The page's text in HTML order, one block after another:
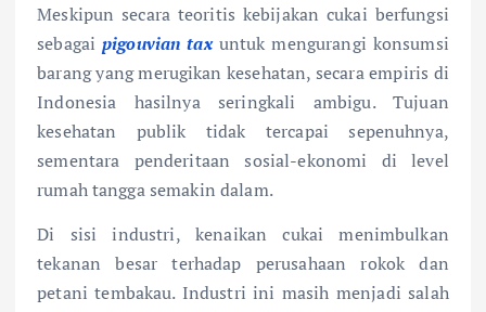
Meskipun secara teoritis kebijakan cukai berfungsi
sebagaipigouvian taxuntuk mengurangi konsumsi
barang yang merugikan kesehatan, secara empiris di
Indonesia hasilnya seringkali ambigu. Tujuan
kesehatan publik tidak tercapai sepenuhnya,
sementara penderitaan sosial-ekonomi di level
rumah tangga semakin dalam.
Di sisi industri, kenaikan cukai menimbulkan
tekanan besar terhadap perusahaan rokok dan
petani tembakau. Industri ini masih menjadi salah